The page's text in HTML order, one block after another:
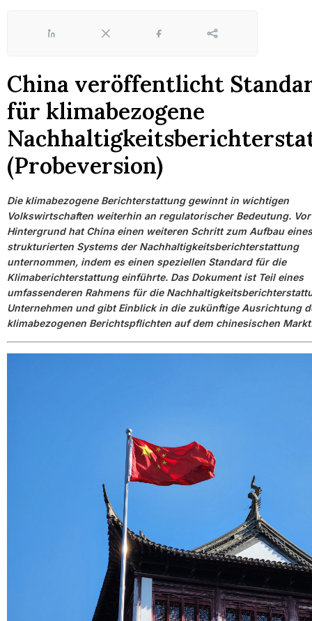
LinkedIn X Facebook Share
China veröffentlicht
für klimabezogene
(Probeversion)
Die klimabezogene Berichterstattung gewinnt in wichtigen
Volkswirtschaften weiterhin an regulatorischer Bedeutung.
Hintergrund hat China einen weiteren Schritt zum Aufbau eines
strukturierten Systems der Nachhaltigkeitsberichterstattung
unternommen, indem es einen speziellen Standard für die
Klimaberichterstattung einführte. Das Dokument ist Teil eines
umfassenderen Rahmens für die
Unternehmen und gibt Einblick in die zukünftige Ausrichtung
klimabezogenen Berichtspflichten auf dem chinesischen